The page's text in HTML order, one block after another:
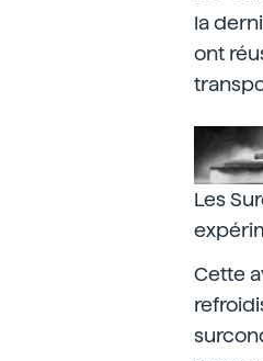
la
ont
Les
Cette